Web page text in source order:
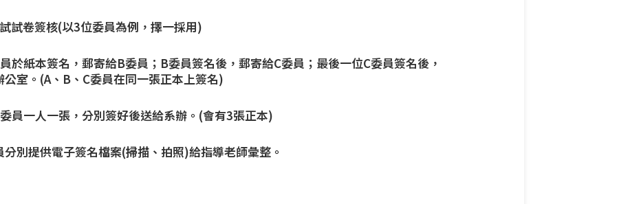
試卷簽核(以3位委員為例，擇一採用)
於紙本簽名，郵寄給B委員；B委員簽名後，郵寄給C委員；最後一位C委員簽名後，
公室。(A、B、C委員在同一張正本上簽名)
員一人一張，分別簽好後送給系辦。(會有3張正本)
分別提供電子簽名檔案(掃描、拍照)給指導老師彙整。